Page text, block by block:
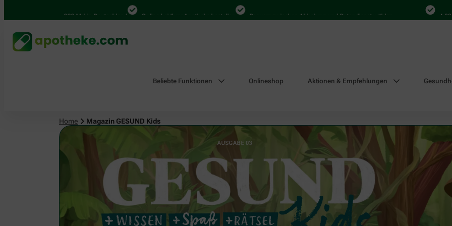
4.000 Mal in Deutschland Online bei Ihrer Apotheke bestellen Bequem zwischen Abholung und Botendienst wählen 4.000 Mal in
Beliebte Funktionen Onlineshop Aktionen & Empfehlungen
Home Magazin GESUND Kids